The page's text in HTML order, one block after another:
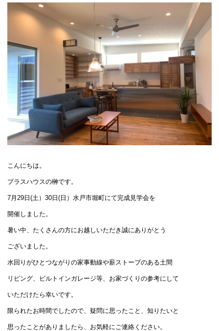
こんにちは。
プラスハウスの榊です。
7月29日(土）30日(日）水戸市堀町にて完成見学会を
開催しました。
暑い中、たくさんの方にお越しいただき誠にありがとう
ございました。
水回りがひとつながりの家事動線や薪ストーブのある土間
リビング、ビルトインガレージ等、お家づくりの参考にして
いただけたら幸いです。
限られたお時間でしたので、疑問に思ったこと、知りたいと
思ったことがありましたら、お気軽にご連絡ください。